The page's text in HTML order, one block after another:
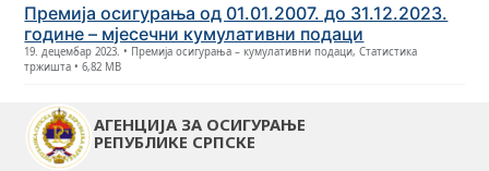
Премија осигурања од 01.01.2007. до 31.12.2023.
године – мјесечни кумулативни подаци
19. децембар 2023. • Премија осигурања – кумулативни подаци, Статистика
тржишта • 6,82 MB
АГЕНЦИЈА ЗА ОСИГУРАЊЕ
РЕПУБЛИКЕ СРПСКЕ